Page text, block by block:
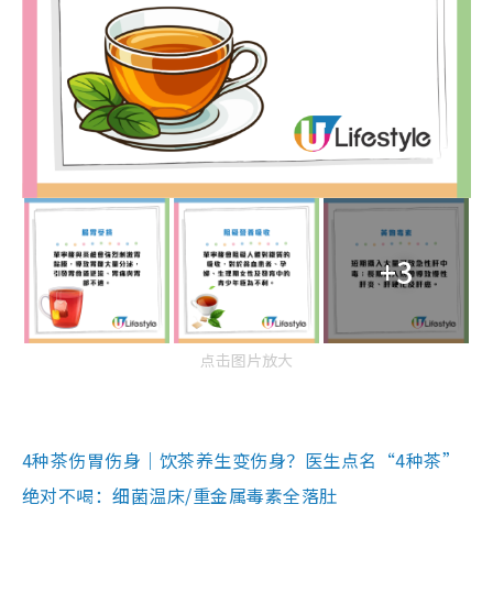
+3
点击图片放大
4种茶伤胃伤身｜饮茶养生变伤身？医生点名“4种茶”
绝对不喝：细菌温床/重金属毒素全落肚